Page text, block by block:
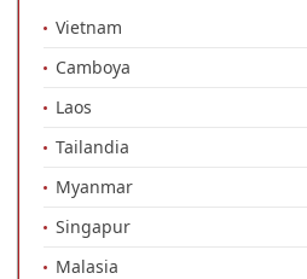
Vietnam
Camboya
Laos
Tailandia
Myanmar
Singapur
Malasia